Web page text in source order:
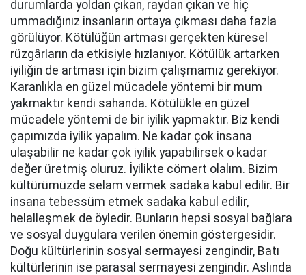
durumlarda yoldan çıkan, raydan çıkan ve hiç
ummadığınız insanların ortaya çıkması daha fazla
görülüyor. Kötülüğün artması gerçekten küresel
rüzgârların da etkisiyle hızlanıyor. Kötülük artarken
iyiliğin de artması için bizim çalışmamız gerekiyor.
Karanlıkla en güzel mücadele yöntemi bir mum
yakmaktır kendi sahanda. Kötülükle en güzel
mücadele yöntemi de bir iyilik yapmaktır. Biz kendi
çapımızda iyilik yapalım. Ne kadar çok insana
ulaşabilir ne kadar çok iyilik yapabilirsek o kadar
değer üretmiş oluruz. İyilikte cömert olalım. Bizim
kültürümüzde selam vermek sadaka kabul edilir. Bir
insana tebessüm etmek sadaka kabul edilir,
helalleşmek de öyledir. Bunların hepsi sosyal bağlara
ve sosyal duygulara verilen önemin göstergesidir.
Doğu kültürlerinin sosyal sermayesi zengindir, Batı
kültürlerinin ise parasal sermayesi zengindir. Aslında